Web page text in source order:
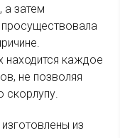
а затем
каждое
не позволяя
скорлупу.
из